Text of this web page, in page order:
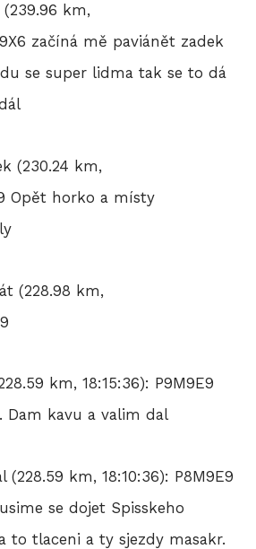
(239.96 km,
začíná mě paviánět zadek
se super lidma tak se to dá
(230.24 km,
Opět horko a místy
(228.98 km,
km, 18:15:36): P9M9E9
Dam kavu a valim dal
(228.59 km, 18:10:36): P8M9E9
se dojet Spisskeho
to tlaceni a ty sjezdy masakr.